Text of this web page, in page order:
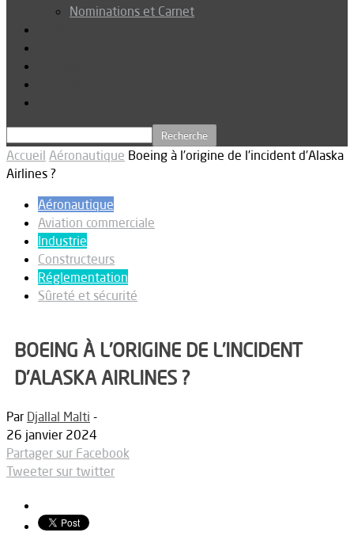
Nominations et Carnet
Accueil Aéronautique Boeing à l’origine de l’incident d’Alaska
Airlines ?
Aéronautique
Aviation commerciale
Industrie
Constructeurs
Réglementation
Sûreté et sécurité
BOEING À L’ORIGINE DE L’INCIDENT
D’ALASKA AIRLINES ?
Par Djallal Malti -
26 janvier 2024
Partager sur Facebook
Tweeter sur twitter